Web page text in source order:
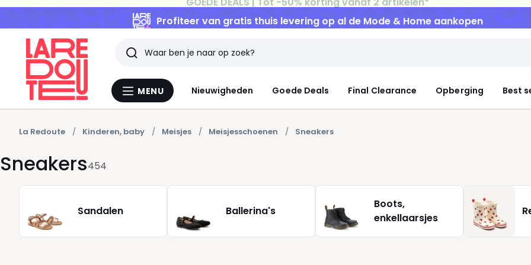
Profiteer van gratis thuis levering op al de Mode & Home aankopen
Menu
MENU Nieuwigheden Goede Deals Final Clearance Opberging Best
Zoeken
Laatst
bekeken
artikelen
La Redoute Kinderen, baby Meisjes Meisjesschoenen Sneakers
Sneakers454
Sandalen Ballerina's
Boots,
enkellaarsjes